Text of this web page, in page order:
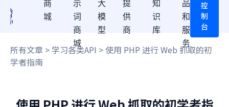
商
城
示
词
商
城
大
模
型
提
供
商
知
识
库
品
和
服
务
控
制
台
所有文章 >学习各类API > 使用 PHP 进行 Web 抓取的初
学者指南